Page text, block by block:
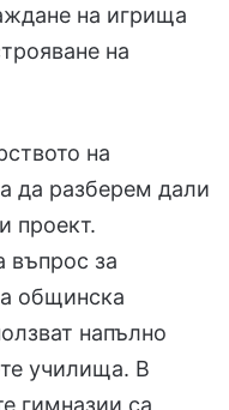
на игрища
на
на
да разберем дали
проект.
въпрос за
общинска
напълно
училища. В
гимназии са